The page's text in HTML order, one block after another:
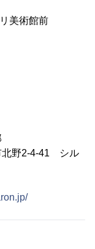
館前
野2-4-41 シル